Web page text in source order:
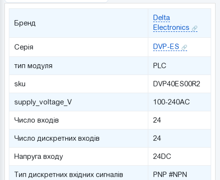
Бренд
Delta
Electronics
Серія DVP-ES
тип модуля PLC
sku DVP40ES00R2
supply_voltage_V 100-240AC
Число входів 24
Число дискретних входів 24
Напруга входу 24DC
Тип дискретних вхідних сигналів PNP #NPN